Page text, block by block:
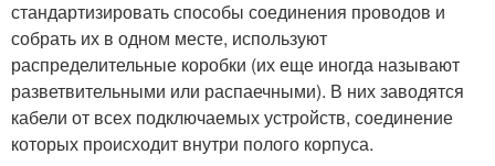
стандартизировать способы соединения проводов и
собрать их в одном месте, используют
распределительные коробки (их еще иногда называют
разветвительными или распаечными). В них заводятся
кабели от всех подключаемых устройств, соединение
которых происходит внутри полого корпуса.